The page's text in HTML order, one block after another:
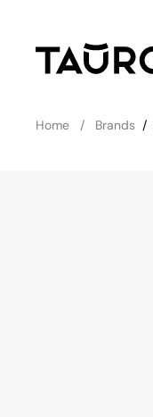
Home Brands /